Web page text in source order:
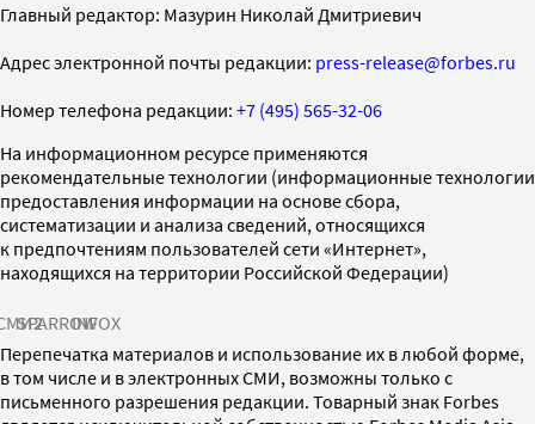
Главный редактор: Мазурин Николай Дмитриевич
Адрес электронной почты редакции: press-release@forbes.ru
Номер телефона редакции: +7 (495) 565-32-06
На информационном ресурсе применяются
рекомендательные технологии (информационные технологии
предоставления информации на основе сбора,
систематизации и анализа сведений, относящихся
к предпочтениям пользователей сети «Интернет»,
находящихся на территории Российской Федерации)
SPARROWINFOX
Перепечатка материалов и использование их в любой форме,
в том числе и в электронных СМИ, возможны только с
письменного разрешения редакции. Товарный знак Forbes